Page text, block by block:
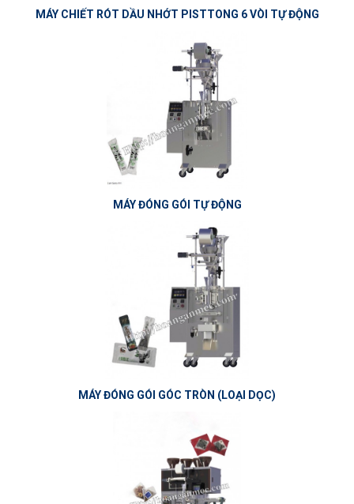
MÁY CHIẾT RÓT DẦU NHỚT PISTTONG 6 VÒI TỰ ĐỘNG
MÁY ĐÓNG GÓI TỰ ĐỘNG
MÁY ĐÓNG GÓI GÓC TRÒN (LOẠI DỌC)